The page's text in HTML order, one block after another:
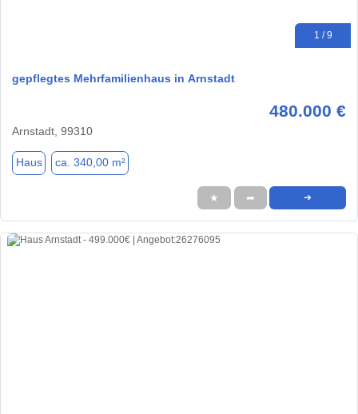
1 / 9
gepflegtes Mehrfamilienhaus in Arnstadt
480.000 €
Arnstadt, 99310
Haus ca. 340,00 m²
★ ➦ ➜